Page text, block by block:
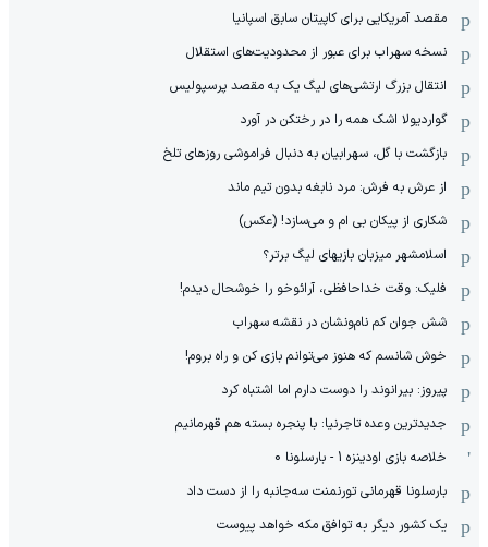
مقصد آمریکایی برای کاپیتان سابق اسپانیا
نسخه سهراب برای عبور از محدودیت‌های استقلال
انتقال بزرگ ارتشی‌های لیگ یک به مقصد پرسپولیس
گواردیولا اشک همه را در رختکن در آورد
بازگشت با گل، سهرابیان به دنبال فراموشی روزهای تلخ
از عرش به فرش: مرد نابغه‌ بدون تیم ماند
شکاری از پیکان بی ام و می‌سازد! (عکس)
اسلامشهر میزبان بازیهای لیگ برتر؟
فلیک: وقت خداحافظی، آرائوخو را خوشحال دیدم!
شش جوان کم نام‌و‌نشان در نقشه سهراب
خوش شانسم که هنوز می‌توانم بازی کن و راه بروم!
پیروز: بیرانوند را دوست دارم اما اشتباه کرد
جدیدترین وعده تاجرنیا: با پنجره بسته هم قهرمانیم
خلاصه بازی اودینزه 1 - بارسلونا 0
بارسلونا قهرمانی تورنمنت سه‌جانبه را از دست داد
یک کشور دیگر به توافق مکه خواهد پیوست